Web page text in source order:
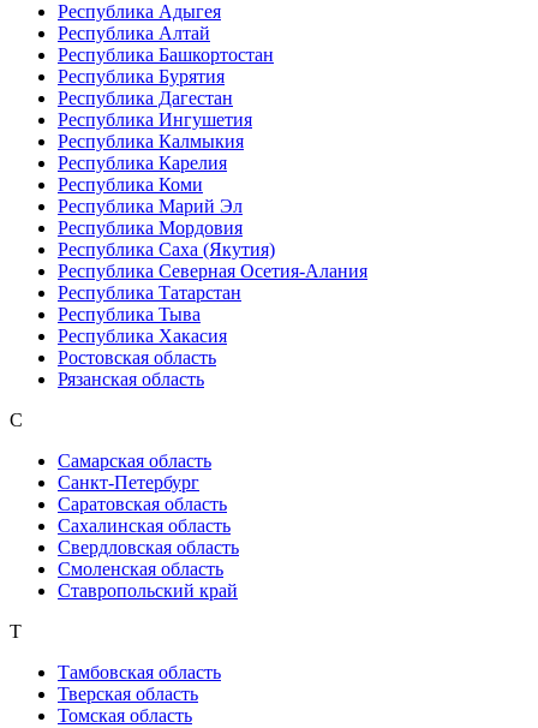
Республика Адыгея
Республика Алтай
Республика Башкортостан
Республика Бурятия
Республика Дагестан
Республика Ингушетия
Республика Калмыкия
Республика Карелия
Республика Коми
Республика Марий Эл
Республика Мордовия
Республика Саха (Якутия)
Республика Северная Осетия-Алания
Республика Татарстан
Республика Тыва
Республика Хакасия
Ростовская область
Рязанская область
С
Самарская область
Санкт-Петербург
Саратовская область
Сахалинская область
Свердловская область
Смоленская область
Ставропольский край
Т
Тамбовская область
Тверская область
Томская область